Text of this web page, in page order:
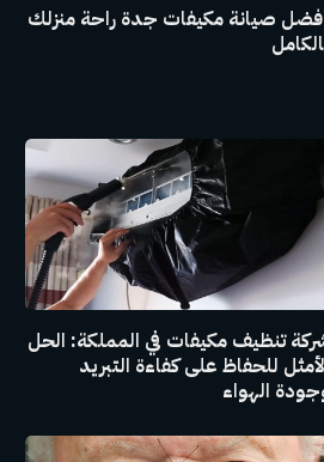
صيانة مكيفات جدة راحة منزلك
تنظيف مكيفات في المملكة: الحل
للحفاظ على كفاءة التبريد
الهواء